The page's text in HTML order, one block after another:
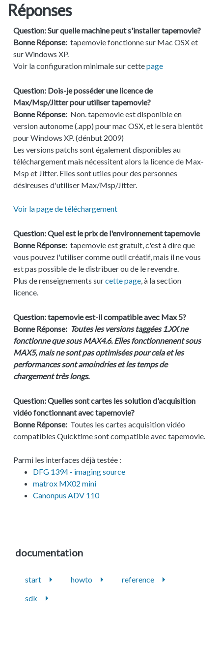
Réponses
Question:Sur quelle machine peut s'installer tapemovie?
Bonne Réponse: tapemovie fonctionne sur Mac OSX et
sur Windows XP.
Voir la configuration minimale sur cettepage
Question: Dois-je posséder une licence de
Max/Msp/Jitter pour utiliser tapemovie?
Bonne Réponse: Non. tapemovie est disponible en
version autonome (.app) pour mac OSX, et le sera bientôt
pour Windows XP. (dénbut 2009)
Les versions patchs sont également disponibles au
téléchargement mais nécessitent alors la licence de Max-
Msp et Jitter. Elles sont utiles pour des personnes
désireuses d'utiliser Max/Msp/Jitter.
Voir la page de téléchargement
Question:Quel est le prix de l'environnement tapemovie
Bonne Réponse: tapemovie est gratuit, c'est à dire que
vous pouvez l'utiliser comme outil créatif, mais il ne vous
est pas possible de le distribuer ou de le revendre.
Plus de renseignements surcette page, à la section
licence.
Question:tapemovie est-il compatible avec Max 5?
Bonne Réponse: Toutes les versions taggées 1.XX ne
fonctionne que sous MAX4.6. Elles fonctionnenent sous
MAX5, mais ne sont pas optimisées pour cela et les
performances sont amoindries et les temps de
chargement très longs.
Question:Quelles sont cartes les solution d'acquisition
vidéo fonctionnant avec tapemovie?
Bonne Réponse: Toutes les cartes acquisition vidéo
compatibles Quicktime sont compatible avec tapemovie.
Parmi les interfaces déjà testée :
DFG 1394 - imaging source
matrox MX02 mini
Canonpus ADV 110
documentation
start howto
reference
sdk